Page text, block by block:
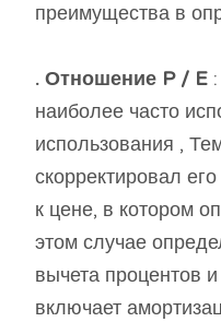
преимущества в
. Отношение P / E
наиболее часто
использования ,
скорректировал
к цене, в котором
этом случае
вычета процентов
включает